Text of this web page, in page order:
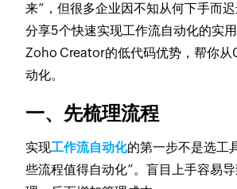
来”，但很多企业因不知从何下手而
分享5个快速实现工作流自动化的实
Zoho Creator的低代码优势，帮你从
动化。
一、先梳理流程
实现工作流自动化的第一步不是选工
些流程值得自动化”。盲目上手容易